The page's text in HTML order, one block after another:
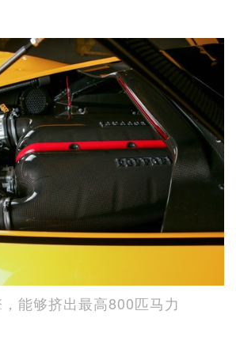
能够挤出最高800匹马力